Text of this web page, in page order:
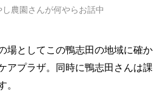
農園さんが何やらお話中
場としてこの鴨志田の地域に確か
アプラザ。同時に鴨志田さんは課
。